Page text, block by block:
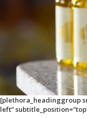
[plethora_headinggroup
left”